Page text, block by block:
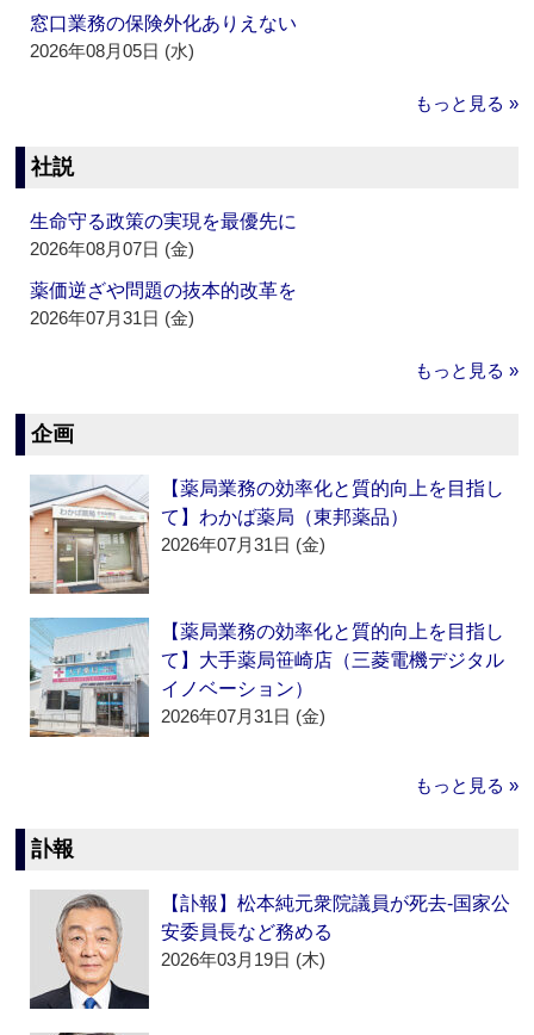
窓口業務の保険外化ありえない
2026年08月05日 (水)
もっと見る »
社説
生命守る政策の実現を最優先に
2026年08月07日 (金)
薬価逆ざや問題の抜本的改革を
2026年07月31日 (金)
もっと見る »
企画
【薬局業務の効率化と質的向上を目指し
て】わかば薬局（東邦薬品）
2026年07月31日 (金)
【薬局業務の効率化と質的向上を目指し
て】大手薬局笹崎店（三菱電機デジタル
イノベーション）
2026年07月31日 (金)
もっと見る »
訃報
【訃報】松本純元衆院議員が死去‐国家公
安委員長など務める
2026年03月19日 (木)